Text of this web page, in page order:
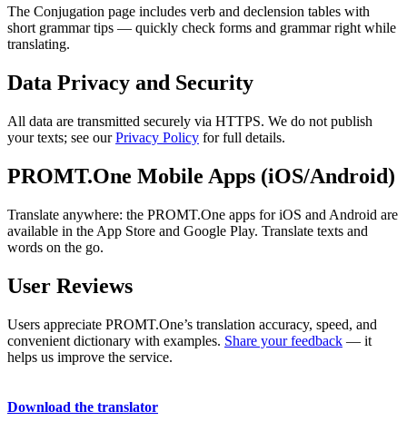
The Conjugation page includes verb and declension tables with
short grammar tips — quickly check forms and grammar right while
translating.
Data Privacy and Security
All data are transmitted securely via HTTPS. We do not publish
your texts; see ourPrivacy Policy for full details.
PROMT.One Mobile Apps (iOS/Android)
Translate anywhere: the PROMT.One apps for iOS and Android are
available in the App Store and Google Play. Translate texts and
words on the go.
User Reviews
Users appreciate PROMT.One’s translation accuracy, speed, and
convenient dictionary with examples. Share your feedback — it
helps us improve the service.
Download the translator